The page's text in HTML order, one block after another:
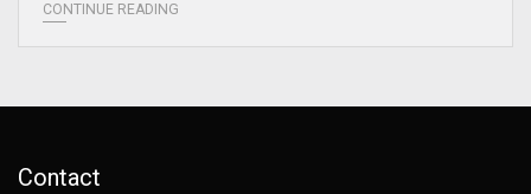
CONTINUE READING
Contact